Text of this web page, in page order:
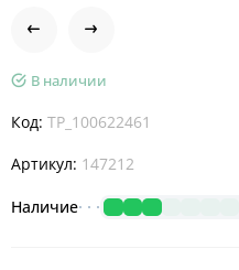
В наличии
Код: TP_100622461
Артикул: 147212
Наличие